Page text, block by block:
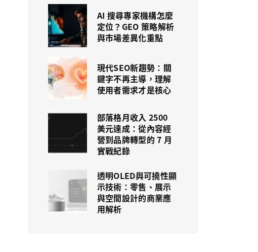
AI 搜尋專家機構怎麼
定位？GEO 策略解析
與市場差異化重點
現代SEO新趨勢：關
鍵字不再主導，理解
使用者需求才是核心
部落格月收入 2500
美元達成：從內容經
營到品牌轉型的 7 月
實戰紀錄
透明OLED與可撓性顯
示技術：零售、展示
與空間設計的商業應
用解析